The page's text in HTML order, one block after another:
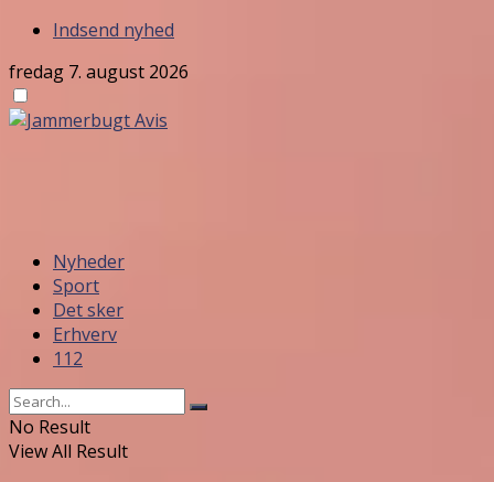
Indsend nyhed
fredag 7. august 2026
Nyheder
Sport
Det sker
Erhverv
112
No Result
View All Result